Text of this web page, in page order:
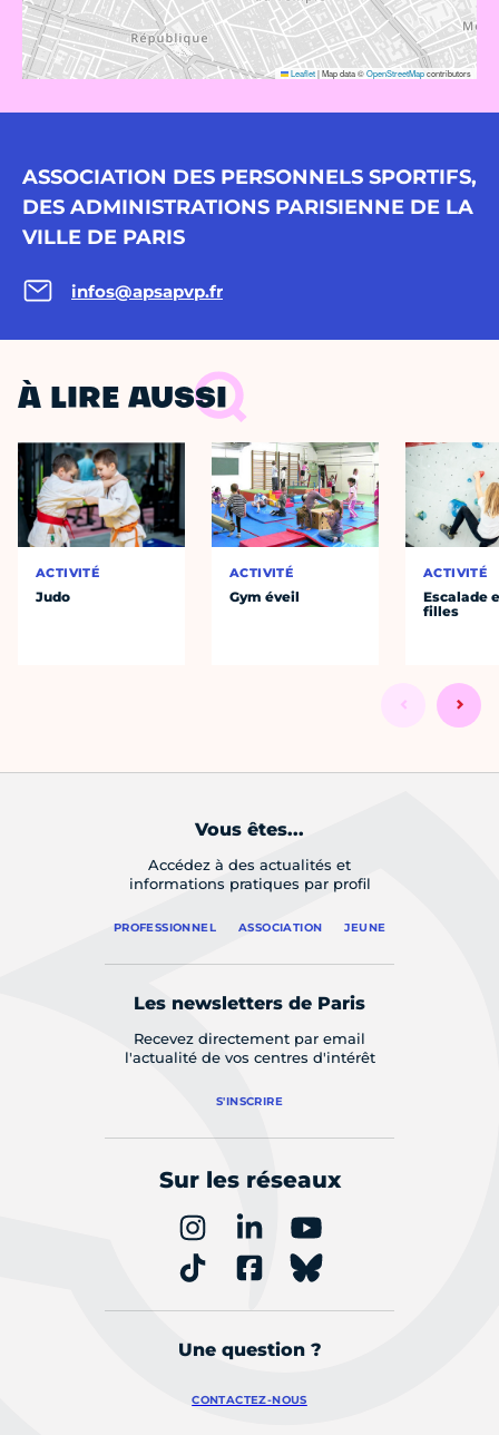
Leaflet|Map data ©OpenStreetMapcontributors
ASSOCIATION DES PERSONNELS SPORTIFS,
DES ADMINISTRATIONS PARISIENNE DE LA
VILLE DE PARIS
infos@apsapvp.fr
À LIRE AUSSI
ACTIVITÉ
Judo
ACTIVITÉ
Gym éveil
ACTIVITÉ
Escalade
filles
Vous êtes...
Accédez à des actualités et
informations pratiques par profil
PROFESSIONNEL ASSOCIATION JEUNE
Les newsletters de Paris
Recevez directement par email
l'actualité de vos centres d'intérêt
S'INSCRIRE
Sur les réseaux
Une question ?
CONTACTEZ-NOUS